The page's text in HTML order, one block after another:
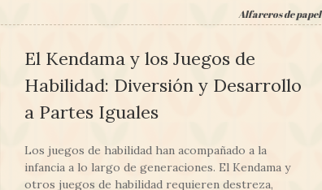
Alfareros de papel
El Kendama y los Juegos de
Habilidad: Diversión y Desarrollo
a Partes Iguales
Los juegos de habilidad han acompañado a la
infancia a lo largo de generaciones. El Kendama y
otros juegos de habilidad requieren destreza,